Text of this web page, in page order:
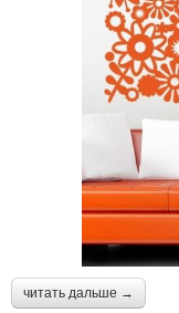
читать дальше →